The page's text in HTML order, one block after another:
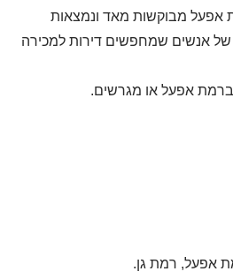
אפעל מבוקשות מאד ונמצאות
אנשים שמחפשים דירות למכירה
ברמת אפעל או מגרשים.
אפעל, רמת גן.